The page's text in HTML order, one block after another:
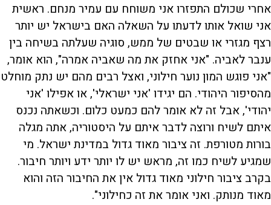
אחרי שכולם התפזרו אני משוחח עם עמיר מנחם. ראשית
אני שואל אותו לדעתו על השאלה האם בישראל יש יותר
רצף מגזרי או שבטים של ממש, סוגיה שעלתה בשיחה בין
ענבר לאביה. "אני אחזק את מה שאביה אמרה", הוא אומר,
"אני פוגש המון נוער חילוני, ואצל רבים מהם יש נתק מוחלט
מהסיפור היהודי. הם יגידו 'אני ישראלי', או אפילו 'אני
יהודי', אבל זה לא אומר להם כמעט כלום. וכשאתה נכנס
איתם לשיח ורוצה לדבר איתם על היסטוריה, אתה מגלה
בורות מטורפת. זה ציבור מאוד גדול במדינת ישראל. מי
שמגיע לשיח כמו זה, מראש יש לו יותר ידע ויותר חיבור.
בקרב ציבור חילוני מאוד גדול אין את החיבור הזה והוא
מאוד מנותק. ואני אומר את זה כחילוני".